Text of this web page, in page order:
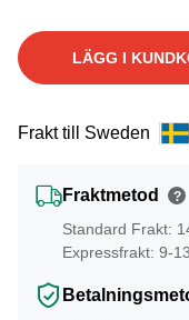
LÄGG I
Frakt till Sweden
Fraktmetod ?
Standard Frakt:
Expressfrakt: 9-